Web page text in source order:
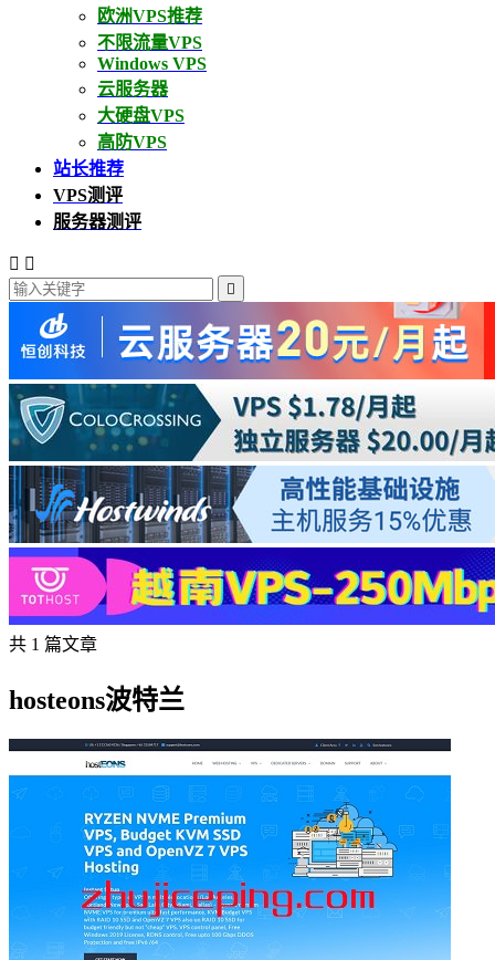
欧洲VPS推荐
不限流量VPS
Windows VPS
云服务器
大硬盘VPS
高防VPS
站长推荐
VPS测评
服务器测评
 

共 1 篇文章
hosteons波特兰